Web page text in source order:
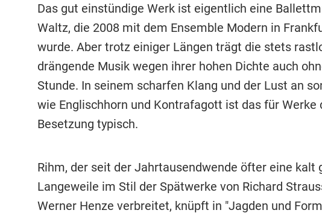
Das gut einstündige Werk ist eigentlich eine
Waltz, die 2008 mit dem Ensemble Modern in
wurde. Aber trotz einiger Längen trägt die stets
drängende Musik wegen ihrer hohen Dichte auch
Stunde. In seinem scharfen Klang und der Lust an
wie Englischhorn und Kontrafagott ist das für
Besetzung typisch.
Rihm, der seit der Jahrtausendwende öfter eine kalt
Langeweile im Stil der Spätwerke von Richard
Werner Henze verbreitet, knüpft in "Jagden und